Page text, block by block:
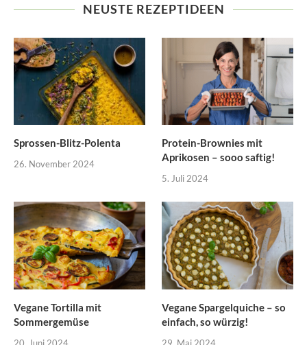
NEUSTE REZEPTIDEEN
Sprossen-Blitz-Polenta
26. November 2024
Protein-Brownies mit
Aprikosen – sooo saftig!
5. Juli 2024
Vegane Tortilla mit
Sommergemüse
Vegane Spargelquiche – so
einfach, so würzig!